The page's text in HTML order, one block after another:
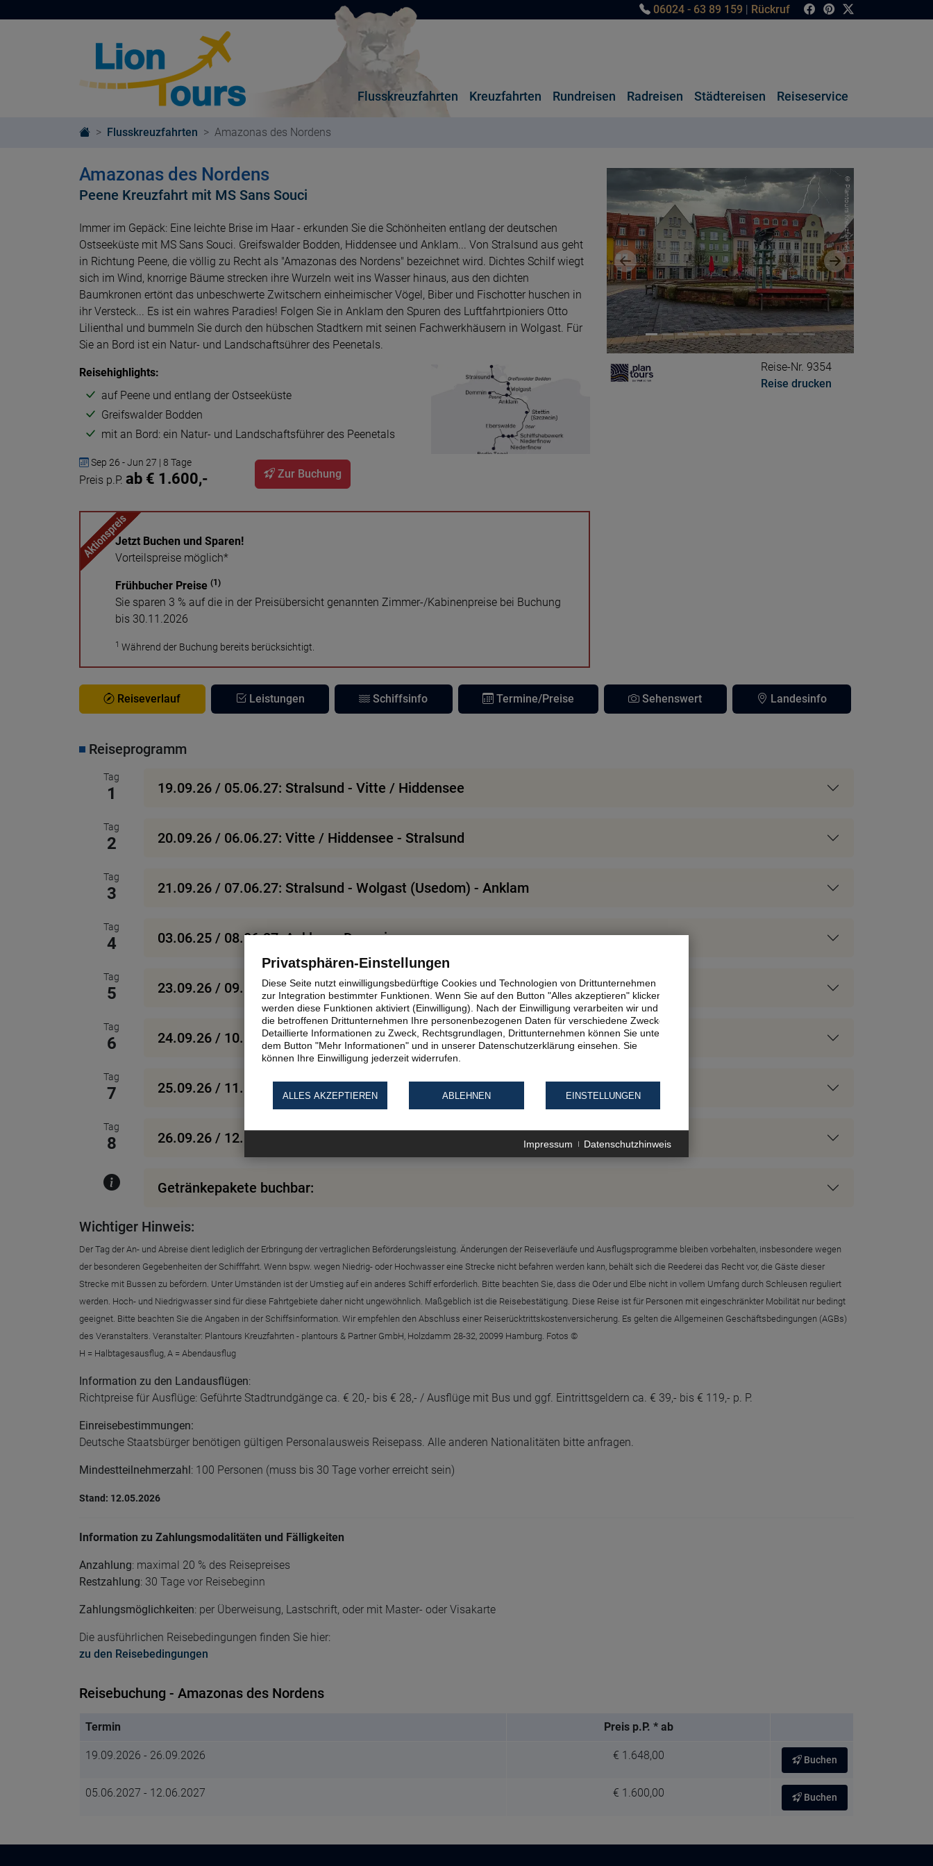
06024 - 63 89 159 | Rückruf
Flusskreuzfahrten Kreuzfahrten Rundreisen Radreisen Städtereisen Reiseservice
Flusskreuzfahrten Amazonas des Nordens
Amazonas des Nordens
Peene Kreuzfahrt mit MS Sans Souci © Plantours Kreuzfahrten
Vorheriges Bild Nächstes Bild
Reise-Nr. 9354
Reise drucken
Immer im Gepäck: Eine leichte Brise im Haar - erkunden Sie die Schönheiten entlang der deutschen
Ostseeküste mit MS Sans Souci. Greifswalder Bodden, Hiddensee und Anklam... Von Stralsund aus geht
in Richtung Peene, die völlig zu Recht als "Amazonas des Nordens" bezeichnet wird. Dichtes Schilf wiegt
sich im Wind, knorrige Bäume strecken ihre Wurzeln weit ins Wasser hinaus, aus den dichten
Baumkronen ertönt das unbeschwerte Zwitschern einheimischer Vögel, Biber und Fischotter huschen in
ihr Versteck... Es ist ein wahres Paradies! Folgen Sie in Anklam den Spuren des Luftfahrtpioniers Otto
Lilienthal und bummeln Sie durch den hübschen Stadtkern mit seinen Fachwerkhäusern in Wolgast. Für
Sie an Bord ist ein Natur- und Landschaftsührer des Peenetals.
Reisehighlights:
auf Peene und entlang der Ostseeküste
Greifswalder Bodden
mit an Bord: ein Natur- und Landschaftsführer des Peenetals
Sep 26 - Jun 27 | 8 Tage
Preis p.P. ab € 1.600,- Zur Buchung
Jetzt Buchen und Sparen!
Vorteilspreise möglich*
Frühbucher Preise (1)
Sie sparen 3 % auf die in der Preisübersicht genannten Zimmer-/Kabinenpreise bei Buchung
bis 30.11.2026
1 Während der Buchung bereits berücksichtigt.
Reiseverlauf Leistungen Schiffsinfo Termine/Preise Sehenswert Landesinfo
Reiseprogramm
Tag
1 19.09.26 / 05.06.27: Stralsund - Vitte / Hiddensee
Tag
2 20.09.26 / 06.06.27: Vitte / Hiddensee - Stralsund
Tag
3 21.09.26 / 07.06.27: Stralsund - Wolgast (Usedom) - Anklam
Tag
4 03.06.25 / 08.06.27: Anklam - Demmin
Tag
5 23.09.26 / 09.06.27: Demmin - Jarnen - Peenemünde
Tag
6 24.09.26 / 10.06.27: Peenemünde - Greifswald-Wieck
Tag
7 25.09.26 / 11.06.27: Greifswald-Wieck - Lauterbach / Rügen - Stralsund
Tag
8 26.09.26 / 12.06.27: Stralsund
Getränkepakete buchbar:
Wichtiger Hinweis:
Der Tag der An- und Abreise dient lediglich der Erbringung der vertraglichen Beförderungsleistung. Änderungen der Reiseverläufe und Ausflugsprogramme bleiben vorbehalten, insbesondere wegen
der besonderen Gegebenheiten der Schifffahrt. Wenn bspw. wegen Niedrig- oder Hochwasser eine Strecke nicht befahren werden kann, behält sich die Reederei das Recht vor, die Gäste dieser
Strecke mit Bussen zu befördern. Unter Umständen ist der Umstieg auf ein anderes Schiff erforderlich. Bitte beachten Sie, dass die Oder und Elbe nicht in vollem Umfang durch Schleusen reguliert
werden. Hoch- und Niedrigwasser sind für diese Fahrtgebiete daher nicht ungewöhnlich. Maßgeblich ist die Reisebestätigung. Diese Reise ist für Personen mit eingeschränkter Mobilität nur bedingt
geeignet. Bitte beachten Sie die Angaben in der Schiffsinformation. Wir empfehlen den Abschluss einer Reiserücktrittskostenversicherung. Es gelten die Allgemeinen Geschäftsbedingungen (AGBs)
des Veranstalters. Veranstalter: Plantours Kreuzfahrten - plantours & Partner GmbH, Holzdamm 28-32, 20099 Hamburg. Fotos ©
H = Halbtagesausflug, A = Abendausflug
Information zu den Landausflügen:
Richtpreise für Ausflüge: Geführte Stadtrundgänge ca. € 20,- bis € 28,- / Ausflüge mit Bus und ggf. Eintrittsgeldern ca. € 39,- bis € 119,- p. P.
Einreisebestimmungen:
Deutsche Staatsbürger benötigen gültigen Personalausweis Reisepass. Alle anderen Nationalitäten bitte anfragen.
Mindestteilnehmerzahl: 100 Personen (muss bis 30 Tage vorher erreicht sein)
Stand: 12.05.2026
Information zu Zahlungsmodalitäten und Fälligkeiten
Anzahlung: maximal 20 % des Reisepreises
Restzahlung: 30 Tage vor Reisebeginn
Zahlungsmöglichkeiten: per Überweisung, Lastschrift, oder mit Master- oder Visakarte
Die ausführlichen Reisebedingungen finden Sie hier:
zu den Reisebedingungen
Reisebuchung - Amazonas des Nordens
Termin Preis p.P. * ab
19.09.2026 - 26.09.2026 € 1.648,00 Buchen
05.06.2027 - 12.06.2027 € 1.600,00 Buchen
Privatsphären-Einstellungen
Diese Seite nutzt einwilligungsbedürftige Cookies und Technologien von Drittunternehmen
zur Integration bestimmter Funktionen. Wenn Sie auf den Button "Alles akzeptieren" klicken,
werden diese Funktionen aktiviert (Einwilligung). Nach der Einwilligung verarbeiten wir und
die betroffenen Drittunternehmen Ihre personenbezogenen Daten für verschiedene Zwecke.
Detaillierte Informationen zu Zweck, Rechtsgrundlagen, Drittunternehmen können Sie unter
dem Button "Mehr Informationen" und in unserer Datenschutzerklärung einsehen. Sie
können Ihre Einwilligung jederzeit widerrufen.
ALLES AKZEPTIEREN ABLEHNEN EINSTELLUNGEN
Impressum Datenschutzhinweis